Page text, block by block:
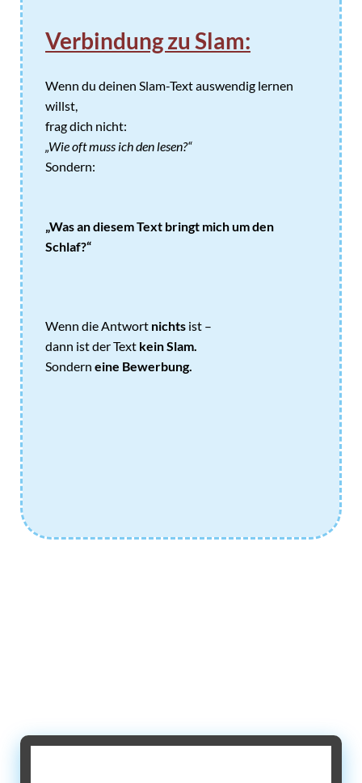
Verbindung zu Slam:
Wenn du deinen Slam-Text auswendig lernen
willst,
frag dich nicht:
„Wie oft muss ich den lesen?“
Sondern:
„Was an diesem Text bringt mich um den
Schlaf?“
Wenn die Antwort nichts ist –
dann ist der Text kein Slam.
Sondern eine Bewerbung.